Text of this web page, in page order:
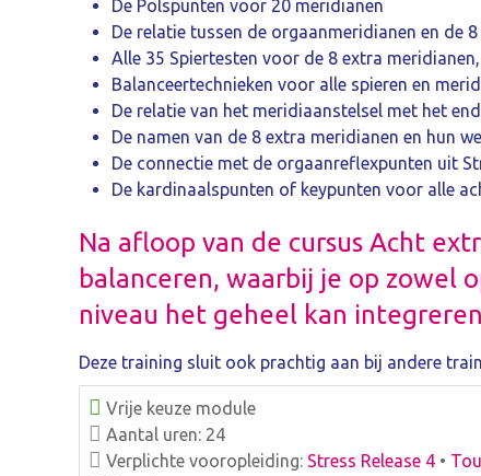
De Polspunten voor 20 meridianen
De relatie tussen de orgaanmeridianen en de
Alle 35 Spiertesten voor de 8 extra
Balanceertechnieken voor alle spieren en
De relatie van het meridiaanstelsel met het
De namen van de 8 extra meridianen en hun
De connectie met de orgaanreflexpunten uit
De kardinaalspunten of keypunten voor alle
Na afloop van de cursus Acht
balanceren, waarbij je op zowel
niveau het geheel kan
Deze training sluit ook prachtig aan bij andere
Vrije keuze module
Aantal uren: 24
Verplichte vooropleiding: Stress Release 4 •